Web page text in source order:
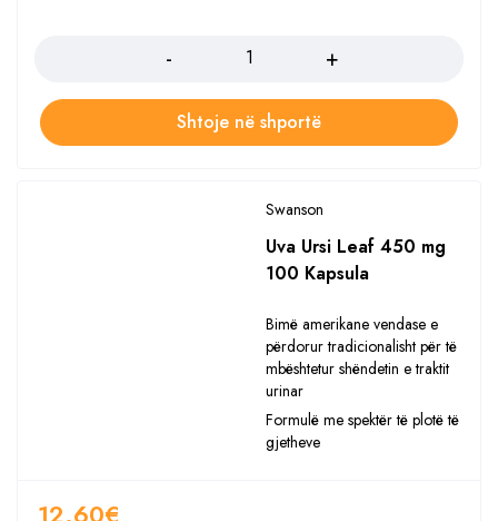
Shtoje në shportë
Swanson
Uva Ursi Leaf 450 mg
100 Kapsula
Bimë amerikane vendase e
përdorur tradicionalisht për të
mbështetur shëndetin e traktit
urinar
Formulë me spektër të plotë të
gjetheve